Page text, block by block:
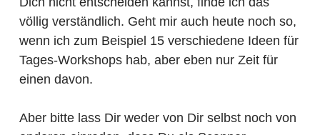
völlig verständlich. Geht mir auch heute noch so,
wenn ich zum Beispiel 15 verschiedene Ideen für
Tages-Workshops hab, aber eben nur Zeit für
einen davon.
Aber bitte lass Dir weder von Dir selbst noch von